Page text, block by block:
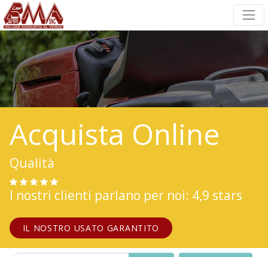
Acquista Online
Qualità
I nostri clienti parlano per noi: 4,9 stars
IL NOSTRO USATO GARANTITO